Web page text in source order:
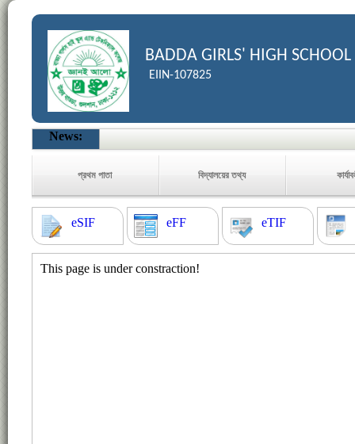
BADDA GIRLS' HIGH
EIIN-107825
News:
প্রথম পাতা বিদ্যালয়ের তথ্য
eSIF eFF eTIF
This page is under constraction!